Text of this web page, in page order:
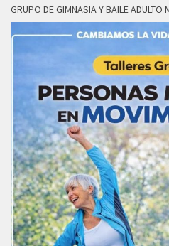
GRUPO DE GIMNASIA Y BAILE ADULTO